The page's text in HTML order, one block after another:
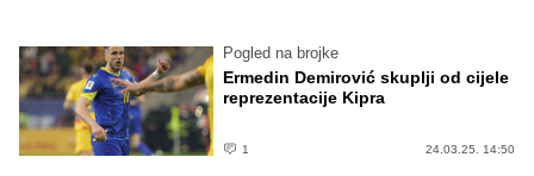
Pogled na brojke
Ermedin Demirović skuplji od cijele
reprezentacije Kipra
1 24.03.25. 14:50